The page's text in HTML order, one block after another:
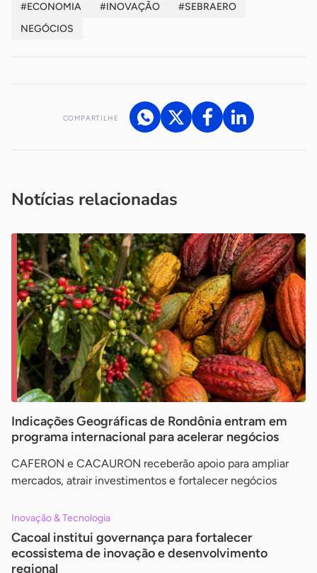
#ECONOMIA #INOVAÇÃO
#SEBRAERO
NEGÓCIOS
COMPARTILHE
Notícias relacionadas
Indicações Geográficas de Rondônia entram em
programa internacional para acelerar negócios
CAFERON e CACAURON receberão apoio para ampliar
mercados, atrair investimentos e fortalecer negócios
Inovação & Tecnologia
Cacoal institui governança para fortalecer
ecossistema de inovação e desenvolvimento
regional